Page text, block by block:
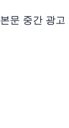
본문 중간 광고